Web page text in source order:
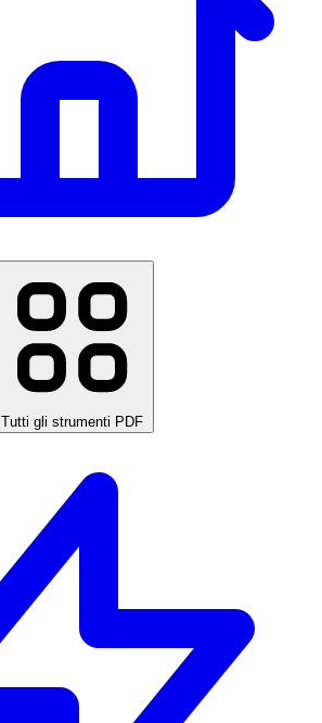
Tutti gli strumenti PDF